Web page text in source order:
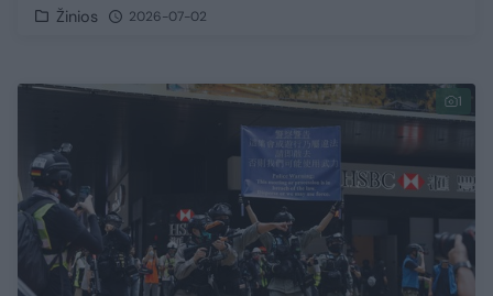
Žinios 2026-07-02
1